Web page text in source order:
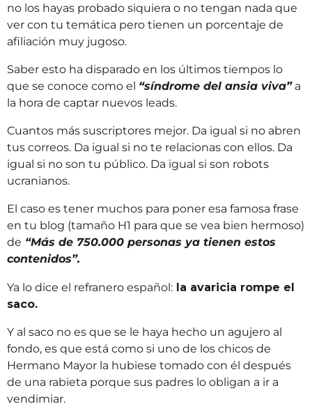
no los hayas probado siquiera o no tengan nada que
ver con tu temática pero tienen un porcentaje de
afiliación muy jugoso.
Saber esto ha disparado en los últimos tiempos lo
que se conoce como el “síndrome del ansia viva” a
la hora de captar nuevos leads.
Cuantos más suscriptores mejor. Da igual si no abren
tus correos. Da igual si no te relacionas con ellos. Da
igual si no son tu público. Da igual si son robots
ucranianos.
El caso es tener muchos para poner esa famosa frase
en tu blog (tamaño H1 para que se vea bien hermoso)
de “Más de 750.000 personas ya tienen estos
contenidos”.
Ya lo dice el refranero español: la avaricia rompe el
saco.
Y al saco no es que se le haya hecho un agujero al
fondo, es que está como si uno de los chicos de
Hermano Mayor la hubiese tomado con él después
de una rabieta porque sus padres lo obligan a ir a
vendimiar.